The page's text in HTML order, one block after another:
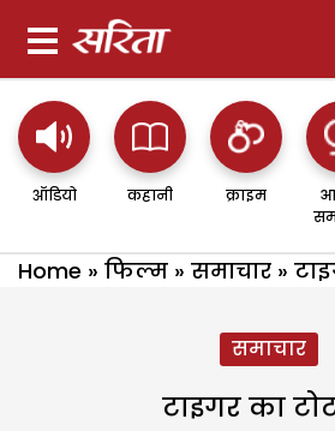
ऑडियो कहानी क्राइम
Home » फिल्म » समाचार »
समाचार
टाइगर का